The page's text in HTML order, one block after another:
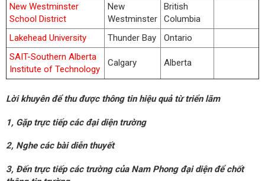
New Westminster
School District
New
Westminster
British
Columbia
Lakehead University
Thunder Bay
Ontario
SAIT-Southern Alberta
Institute of Technology
Calgary Alberta
Lời khuyên để thu được thông tin hiệu quả từ triển lãm
1, Gặp trực tiếp các đại diện trường
2, Nghe các bài diễn thuyết
3, Đến trực tiếp các trường của Nam Phong đại diện để chốt